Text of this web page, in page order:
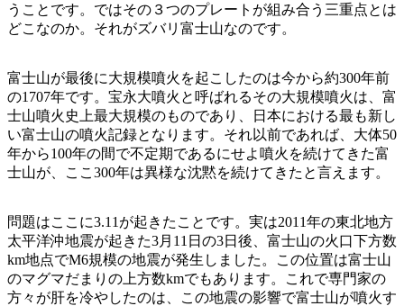
うことです。ではその３つのプレートが組み合う三重点とは
どこなのか。それがズバリ富士山なのです。
富士山が最後に大規模噴火を起こしたのは今から約300年前
の1707年です。宝永大噴火と呼ばれるその大規模噴火は、富
士山噴火史上最大規模のものであり、日本における最も新し
い富士山の噴火記録となります。それ以前であれば、大体50
年から100年の間で不定期であるにせよ噴火を続けてきた富
士山が、ここ300年は異様な沈黙を続けてきたと言えます。
問題はここに3.11が起きたことです。実は2011年の東北地方
太平洋沖地震が起きた3月11日の3日後、富士山の火口下方数
km地点でM6規模の地震が発生しました。この位置は富士山
のマグマだまりの上方数kmでもあります。これで専門家の
方々が肝を冷やしたのは、この地震の影響で富士山が噴火す